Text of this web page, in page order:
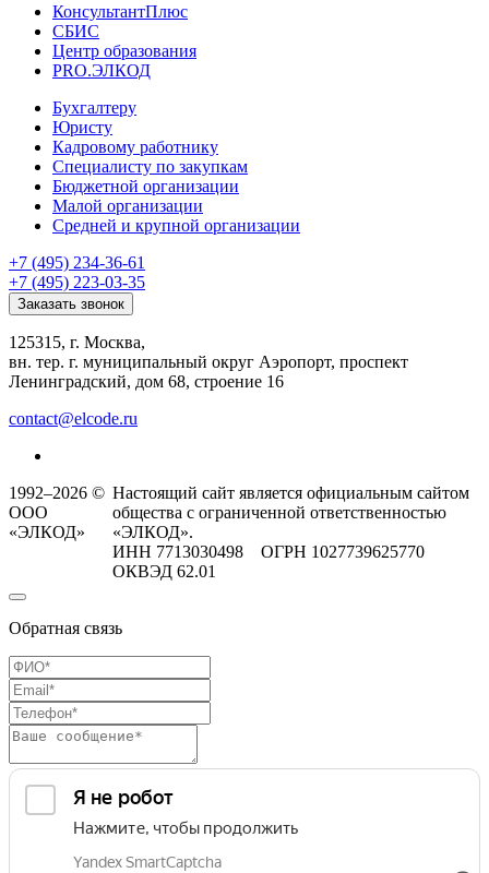
КонсультантПлюс
СБИС
Центр образования
PRO.ЭЛКОД
Бухгалтеру
Юристу
Кадровому работнику
Специалисту по закупкам
Бюджетной организации
Малой организации
Средней и крупной организации
+7 (495) 234-36-61
+7 (495) 223-03-35
Заказать звонок
125315, г. Москва,
вн. тер. г. муниципальный округ Аэропорт, проспект
Ленинградский, дом 68, строение 16
contact@elcode.ru
1992–2026 ©
ООО
«ЭЛКОД»
Настоящий сайт является официальным сайтом
общества с ограниченной ответственностью
«ЭЛКОД».
ИНН 7713030498 ОГРН 1027739625770
ОКВЭД 62.01
Обратная связь